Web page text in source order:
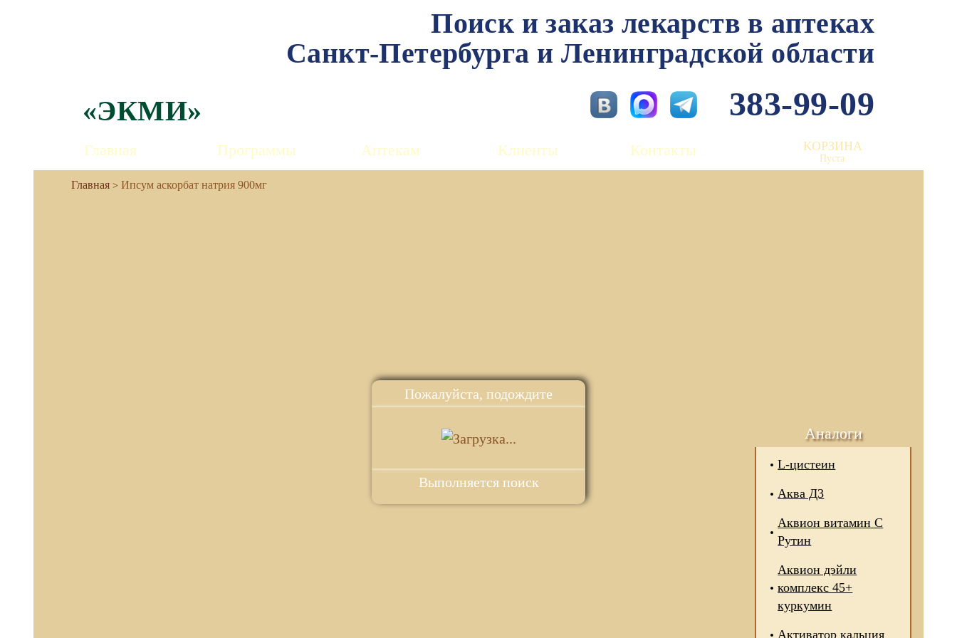
Пожалуйста, подождите
Выполняется поиск
Поиск и заказ лекарств в аптеках
Санкт-Петербурга и Ленинградской области
383-99-09
«ЭКМИ»
Главная Программы Аптекам Клиенты Контакты КОРЗИНА
Пуста
Ипсум аскорбат натрия 900мг
Аналоги
L-цистеин
Аква Д3
Аквион витамин С
Рутин
Аквион дэйли
комплекс 45+
куркумин
Активатор кальция